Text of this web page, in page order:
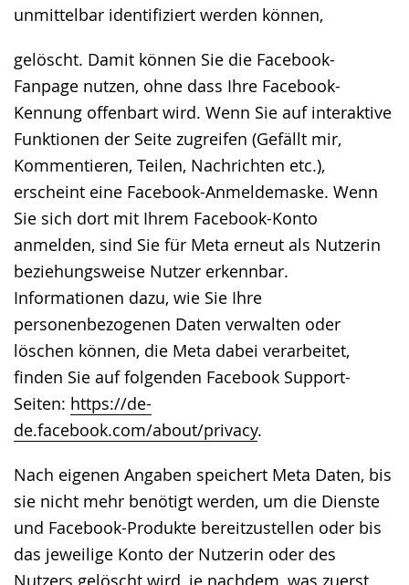
unmittelbar identifiziert werden können,
gelöscht. Damit können Sie die Facebook-
Fanpage nutzen, ohne dass Ihre Facebook-
Kennung offenbart wird. Wenn Sie auf interaktive
Funktionen der Seite zugreifen (Gefällt mir,
Kommentieren, Teilen, Nachrichten etc.),
erscheint eine Facebook-Anmeldemaske. Wenn
Sie sich dort mit Ihrem Facebook-Konto
anmelden, sind Sie für Meta erneut als Nutzerin
beziehungsweise Nutzer erkennbar.
Informationen dazu, wie Sie Ihre
personenbezogenen Daten verwalten oder
löschen können, die Meta dabei verarbeitet,
finden Sie auf folgenden Facebook Support-
Seiten: https://de-
de.facebook.com/about/privacy.
Nach eigenen Angaben speichert Meta Daten, bis
sie nicht mehr benötigt werden, um die Dienste
und Facebook-Produkte bereitzustellen oder bis
das jeweilige Konto der Nutzerin oder des
Nutzers gelöscht wird, je nachdem, was zuerst